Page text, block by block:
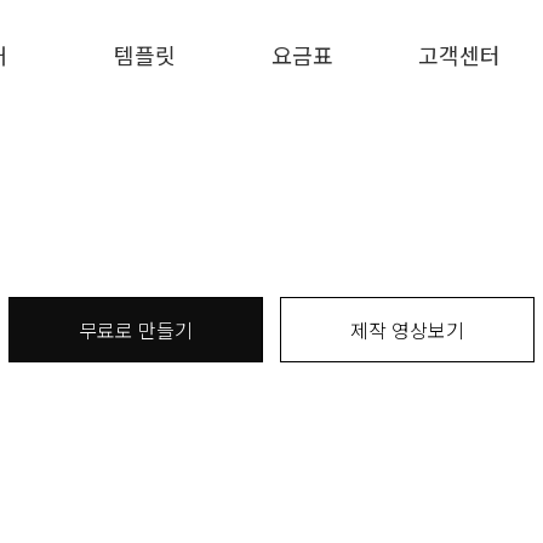
템플릿 요금표 고객센터
무료로 만들기 제작 영상보기